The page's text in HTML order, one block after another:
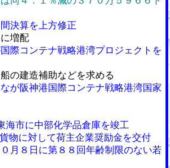
決算を上方修正
増配
際コンテナ戦略港湾プロジェクトを
の建造補助などを求める
が阪神港国際コンテナ戦略港湾国家
海市に中部化学品倉庫を竣工
物に対して荷主企業奨励金を交付
月８日に第８８回年齢制限のない若